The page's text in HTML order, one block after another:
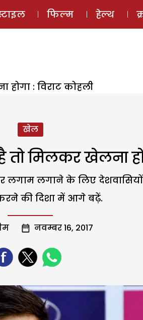
ई-मैगज़ीन
फिल्म हेल्थ
: विराट कोहली
खेल
मिलकर खेलना
लगाम लगाने के लिए
की दिशा में आगे बढ़ें.
नवम्बर 16, 2017